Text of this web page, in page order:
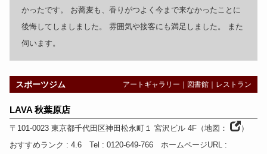
かったです。 お蕎麦も、香りがつよく今まで来なかったことに
後悔してしましました。 雰囲気や接客にも満足しました。 また
伺います。
スポーツジム アートギャラリー 図書館 レストラン
LAVA 秋葉原店
〒101-0023 東京都千代田区神田松永町１ 宮沢ビル 4F（地図：
）
おすすめランク : 4.6 Tel : 0120-649-766 ホームページURL: